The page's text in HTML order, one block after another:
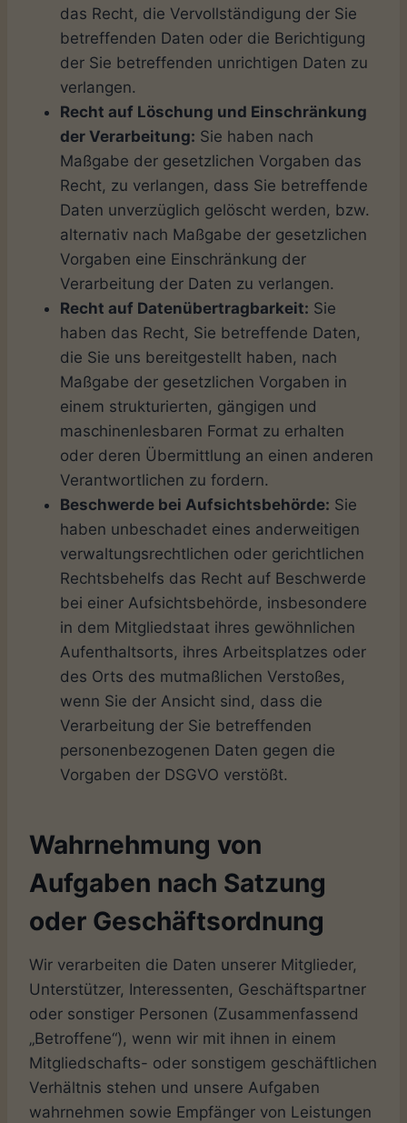
das Recht, die Vervollständigung der Sie
betreffenden Daten oder die Berichtigung
der Sie betreffenden unrichtigen Daten zu
verlangen.
Recht auf Löschung und Einschränkung
der Verarbeitung: Sie haben nach
Maßgabe der gesetzlichen Vorgaben das
Recht, zu verlangen, dass Sie betreffende
Daten unverzüglich gelöscht werden, bzw.
alternativ nach Maßgabe der gesetzlichen
Vorgaben eine Einschränkung der
Verarbeitung der Daten zu verlangen.
Recht auf Datenübertragbarkeit: Sie
haben das Recht, Sie betreffende Daten,
die Sie uns bereitgestellt haben, nach
Maßgabe der gesetzlichen Vorgaben in
einem strukturierten, gängigen und
maschinenlesbaren Format zu erhalten
oder deren Übermittlung an einen anderen
Verantwortlichen zu fordern.
Beschwerde bei Aufsichtsbehörde: Sie
haben unbeschadet eines anderweitigen
verwaltungsrechtlichen oder gerichtlichen
Rechtsbehelfs das Recht auf Beschwerde
bei einer Aufsichtsbehörde, insbesondere
in dem Mitgliedstaat ihres gewöhnlichen
Aufenthaltsorts, ihres Arbeitsplatzes oder
des Orts des mutmaßlichen Verstoßes,
wenn Sie der Ansicht sind, dass die
Verarbeitung der Sie betreffenden
personenbezogenen Daten gegen die
Vorgaben der DSGVO verstößt.
Wahrnehmung von
Aufgaben nach Satzung
oder Geschäftsordnung
Wir verarbeiten die Daten unserer Mitglieder,
Unterstützer, Interessenten, Geschäftspartner
oder sonstiger Personen (Zusammenfassend
„Betroffene“), wenn wir mit ihnen in einem
Mitgliedschafts- oder sonstigem geschäftlichen
Verhältnis stehen und unsere Aufgaben
wahrnehmen sowie Empfänger von Leistungen